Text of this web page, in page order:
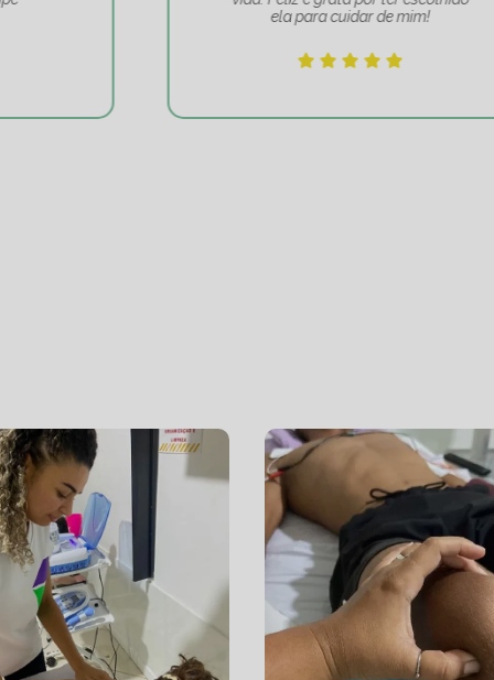
ela para cuidar de mim!